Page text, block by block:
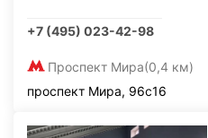
+7 (495) 023-42-98
Проспект Мира(0,4 км)
проспект Мира, 96с16